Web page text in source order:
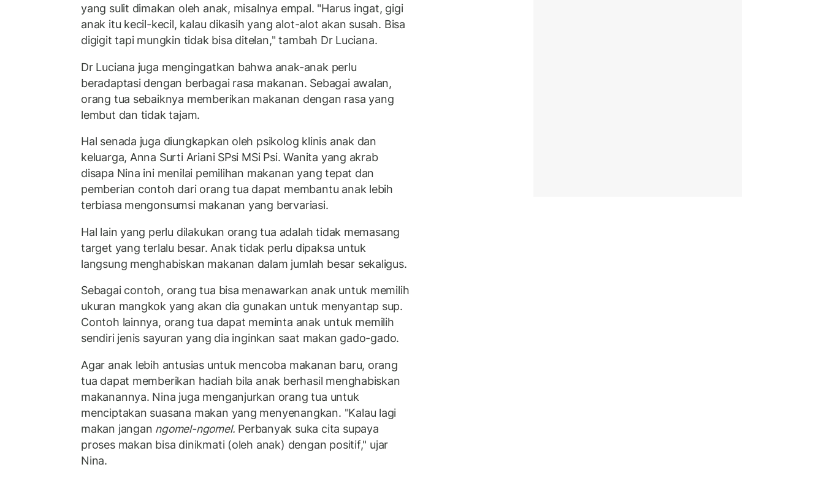
yang sulit dimakan oleh anak, misalnya empal. "Harus ingat, gigi
anak itu kecil-kecil, kalau dikasih yang alot-alot akan susah. Bisa
digigit tapi mungkin tidak bisa ditelan," tambah Dr Luciana.
Dr Luciana juga mengingatkan bahwa anak-anak perlu
beradaptasi dengan berbagai rasa makanan. Sebagai awalan,
orang tua sebaiknya memberikan makanan dengan rasa yang
lembut dan tidak tajam.
Hal senada juga diungkapkan oleh psikolog klinis anak dan
keluarga, Anna Surti Ariani SPsi MSi Psi. Wanita yang akrab
disapa Nina ini menilai pemilihan makanan yang tepat dan
pemberian contoh dari orang tua dapat membantu anak lebih
terbiasa mengonsumsi makanan yang bervariasi.
Hal lain yang perlu dilakukan orang tua adalah tidak memasang
target yang terlalu besar. Anak tidak perlu dipaksa untuk
langsung menghabiskan makanan dalam jumlah besar sekaligus.
Sebagai contoh, orang tua bisa menawarkan anak untuk memilih
ukuran mangkok yang akan dia gunakan untuk menyantap sup.
Contoh lainnya, orang tua dapat meminta anak untuk memilih
sendiri jenis sayuran yang dia inginkan saat makan gado-gado.
Agar anak lebih antusias untuk mencoba makanan baru, orang
tua dapat memberikan hadiah bila anak berhasil menghabiskan
makanannya. Nina juga menganjurkan orang tua untuk
menciptakan suasana makan yang menyenangkan. "Kalau lagi
makan jangan ngomel-ngomel. Perbanyak suka cita supaya
proses makan bisa dinikmati (oleh anak) dengan positif," ujar
Nina.